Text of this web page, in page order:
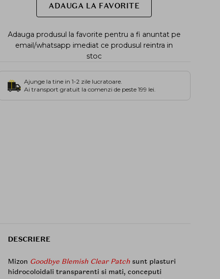
ADAUGA LA FAVORITE
Adauga produsul la favorite pentru a fi anuntat pe
email/whatsapp imediat ce produsul reintra in
stoc
Ajunge la tine in 1-2 zile lucratoare.
Ai transport gratuit la comenzi de peste 199 lei.
DESCRIERE
Mizon Goodbye Blemish Clear Patch sunt plasturi
hidrocoloidali transparenti si mati, conceputi